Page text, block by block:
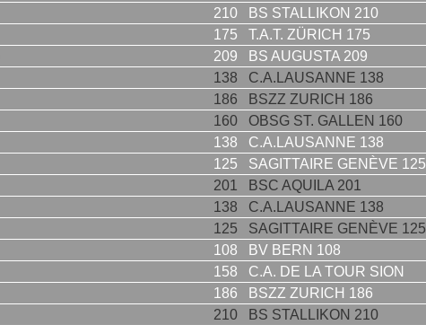
210 BS STALLIKON 210
175 T.A.T. ZÜRICH 175
209 BS AUGUSTA 209
138 C.A.LAUSANNE 138
186 BSZZ ZURICH 186
160 OBSG ST. GALLEN 160
138 C.A.LAUSANNE 138
125 SAGITTAIRE GENÈVE 125
201 BSC AQUILA 201
138 C.A.LAUSANNE 138
125 SAGITTAIRE GENÈVE 125
108 BV BERN 108
158 C.A. DE LA TOUR SION
186 BSZZ ZURICH 186
210 BS STALLIKON 210